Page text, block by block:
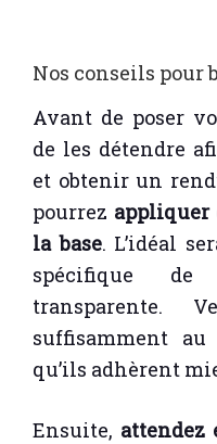
Nos conseils pour
Avant de poser
de les détendre
et obtenir un
pourrez appliquer
la base. L’idéal
spécifique
transparente.
suffisamment
qu’ils adhèrent
Ensuite, attendez